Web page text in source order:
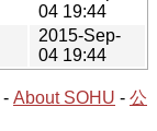
04 19:44
2015-Sep-
04 19:44
- About SOHU - 公